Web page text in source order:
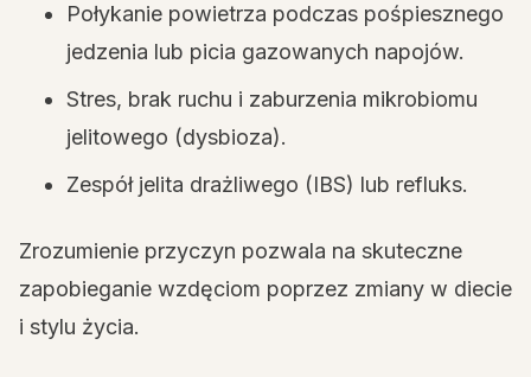
Połykanie powietrza podczas pośpiesznego
jedzenia lub picia gazowanych napojów.
Stres, brak ruchu i zaburzenia mikrobiomu
jelitowego (dysbioza).
Zespół jelita drażliwego (IBS) lub refluks.
Zrozumienie przyczyn pozwala na skuteczne
zapobieganie wzdęciom poprzez zmiany w diecie
i stylu życia.